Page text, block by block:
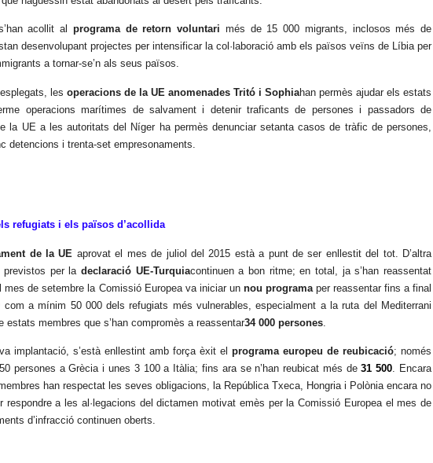
acollit al programa de retorn voluntari més de 15 000 migrants, inclosos més de
desenvolupant projectes per intensificar la col·laboració amb els països veïns de Líbia per
a tornar-se’n als seus països.
les operacions de la UE anomenades Tritó i Sophiahan permès ajudar els estats
operacions marítimes de salvament i detenir traficants de persones i passadors de
la UE a les autoritats del Níger ha permès denunciar setanta casos de tràfic de persones,
detencions i trenta-set empresonaments.
refugiats i els països d’acollida
de la UE aprovat el mes de juliol del 2015 està a punt de ser enllestit del tot. D’altra
previstos per la declaració UE-Turquiacontinuen a bon ritme; en total, ja s’han reassentat
mes de setembre la Comissió Europea va iniciar un nou programaper reassentar fins a final
com a mínim 50 000 dels refugiats més vulnerables, especialment a la ruta del Mediterrani
estats membres que s’han compromès a reassentar34 000 persones
implantació, s’està enllestint amb força èxit el programa europeu de reubicació; només
persones a Grècia i unes 3 100 a Itàlia; fins ara se n’han reubicat més de31 500. Encara
han respectat les seves obligacions, la República Txeca, Hongria i Polònia encara no
respondre a les al·legacions del dictamen motivat emès per la Comissió Europea el mes de
d’infracció continuen oberts.